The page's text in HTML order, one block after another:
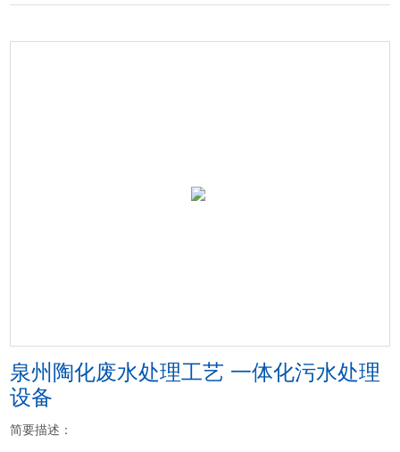
泉州陶化废水处理工艺 一体化污水处理
设备
简要描述：